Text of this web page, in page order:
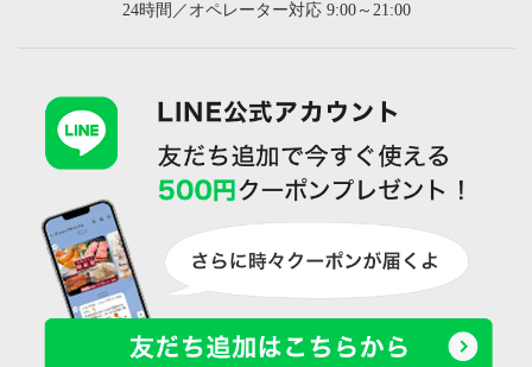
24時間／オペレーター対応 9:00～21:00